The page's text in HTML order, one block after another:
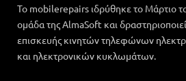
Το mobilerepairs ιδρύθηκε το Μάρτιο
ομάδα της AlmaSoft και
επισκευής κινητών τηλεφώνων
και ηλεκτρονικών κυκλωμάτων.